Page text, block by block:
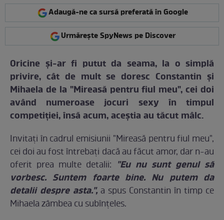
Adaugă-ne ca sursă preferată în Google
Urmărește SpyNews pe Discover
Oricine şi-ar fi putut da seama, la o simplă
privire, cât de mult se doresc Constantin şi
Mihaela de la "Mireasă pentru fiul meu", cei doi
având numeroase jocuri sexy în timpul
competiţiei, însă acum, aceştia au tăcut mâlc.
Invitaţi în cadrul emisiunii "Mireasă pentru fiul meu",
cei doi au fost întrebaţi dacă au făcut amor, dar n-au
oferit prea multe detalii: "Eu nu sunt genul să
vorbesc. Suntem foarte bine. Nu putem da
detalii despre asta.", a spus Constantin în timp ce
Mihaela zâmbea cu subînţeles.